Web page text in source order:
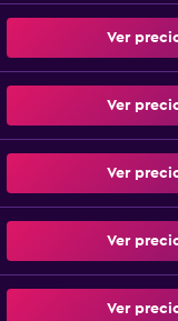
Ver
Ver
Ver
Ver
Ver